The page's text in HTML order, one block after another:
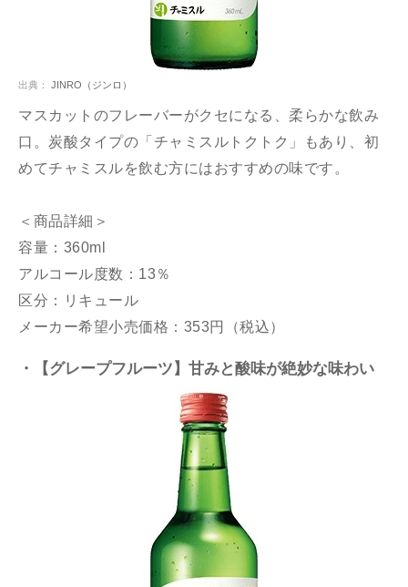
出典： JINRO（ジンロ）
マスカットのフレーバーがクセになる、柔らかな飲み
口。炭酸タイプの「チャミスルトクトク」もあり、初
めてチャミスルを飲む方にはおすすめの味です。
＜商品詳細＞
容量：360ml
アルコール度数：13％
区分：リキュール
メーカー希望小売価格：353円（税込）
・【グレープフルーツ】甘みと酸味が絶妙な味わい